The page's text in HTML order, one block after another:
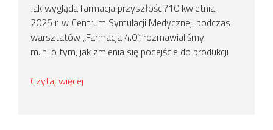
Jak wygląda farmacja przyszłości?10 kwietnia
2025 r. w Centrum Symulacji Medycznej, podczas
warsztatów „Farmacja 4.0”, rozmawialiśmy
m.in. o tym, jak zmienia się podejście do produkcji
Czytaj więcej